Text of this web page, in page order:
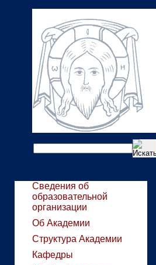
Сведения об
образовательной
организации
Об Академии
Структура Академии
Кафедры